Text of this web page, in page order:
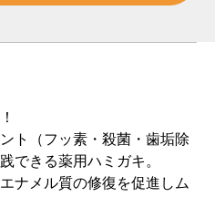
ト（フッ素・殺菌・歯垢除
できる薬用ハミガキ。
ナメル質の修復を促進しム